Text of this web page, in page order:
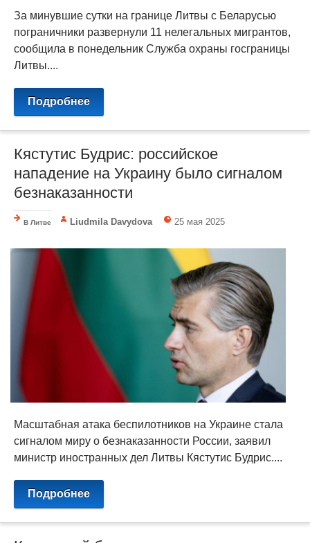
За минувшие сутки на границе Литвы с Беларусью
пограничники развернули 11 нелегальных мигрантов,
сообщила в понедельник Служба охраны госграницы
Литвы....
Подробнее
Кястутис Будрис: российское
нападение на Украину было сигналом
безнаказанности
В Литве Liudmila Davydova 25 мая 2025
Масштабная атака беспилотников на Украине стала
сигналом миру о безнаказанности России, заявил
министр иностранных дел Литвы Кястутис Будрис....
Подробнее